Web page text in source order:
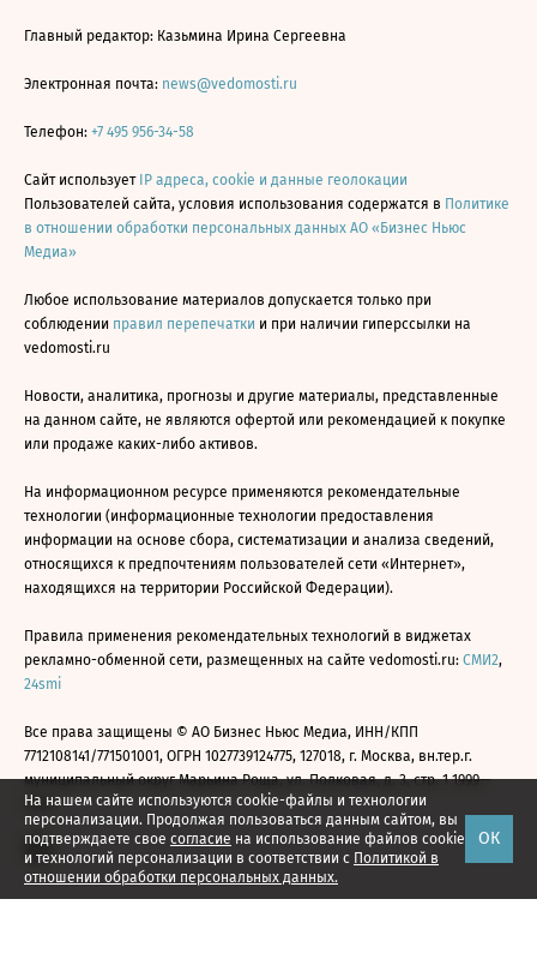
На нашем сайте используются cookie-файлы и технологии
персонализации. Продолжая пользоваться данным сайтом, вы
подтверждаете свое согласие на использование файлов cookie
и технологий персонализации в соответствии с Политикой в
отношении обработки персональных данных.
ОК
Главный редактор: Казьмина Ирина Сергеевна
Электронная почта: news@vedomosti.ru
Телефон: +7 495 956-34-58
Сайт использует IP адреса, cookie и данные геолокации
Пользователей сайта, условия использования содержатся в Политике
в отношении обработки персональных данных АО «Бизнес Ньюс
Медиа»
Любое использование материалов допускается только при
соблюдении правил перепечатки и при наличии гиперссылки на
vedomosti.ru
Новости, аналитика, прогнозы и другие материалы, представленные
на данном сайте, не являются офертой или рекомендацией к покупке
или продаже каких-либо активов.
На информационном ресурсе применяются рекомендательные
технологии (информационные технологии предоставления
информации на основе сбора, систематизации и анализа сведений,
относящихся к предпочтениям пользователей сети «Интернет»,
находящихся на территории Российской Федерации).
Правила применения рекомендательных технологий в виджетах
рекламно-обменной сети, размещенных на сайте vedomosti.ru: СМИ2,
24smi
Все права защищены © АО Бизнес Ньюс Медиа, ИНН/КПП
7712108141/771501001, ОГРН 1027739124775, 127018, г. Москва, вн.тер.г.
муниципальный округ Марьина Роща, ул. Полковая, д. 3, стр. 1 1999—
2026